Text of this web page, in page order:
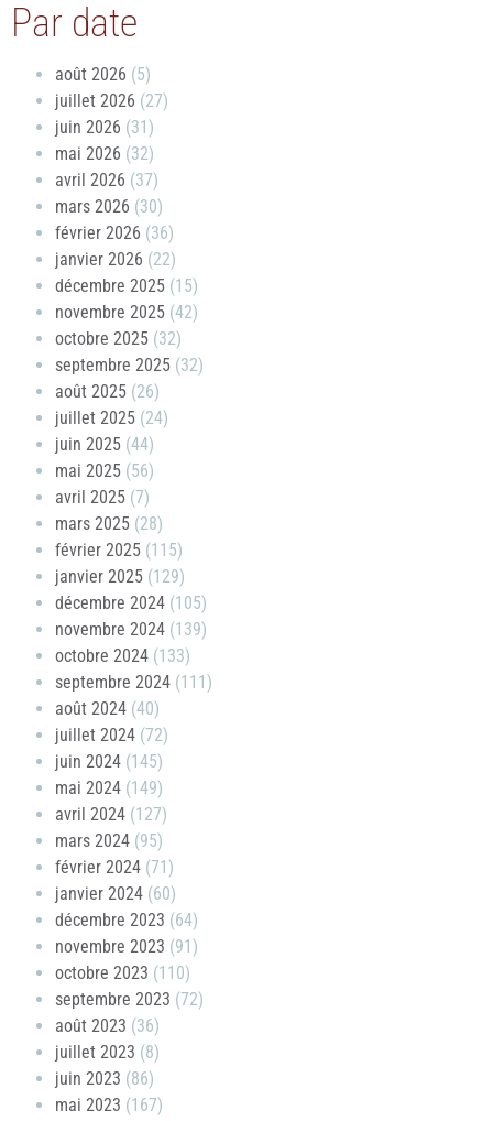
Par date
août 2026 (5)
juillet 2026 (27)
juin 2026 (31)
mai 2026 (32)
avril 2026 (37)
mars 2026 (30)
février 2026 (36)
janvier 2026 (22)
décembre 2025 (15)
novembre 2025 (42)
octobre 2025 (32)
septembre 2025 (32)
août 2025 (26)
juillet 2025 (24)
juin 2025 (44)
mai 2025 (56)
avril 2025 (7)
mars 2025 (28)
février 2025 (115)
janvier 2025 (129)
décembre 2024 (105)
novembre 2024 (139)
octobre 2024 (133)
septembre 2024 (111)
août 2024 (40)
juillet 2024 (72)
juin 2024 (145)
mai 2024 (149)
avril 2024 (127)
mars 2024 (95)
février 2024 (71)
janvier 2024 (60)
décembre 2023 (64)
novembre 2023 (91)
octobre 2023 (110)
septembre 2023 (72)
août 2023 (36)
juillet 2023 (8)
juin 2023 (86)
mai 2023 (167)